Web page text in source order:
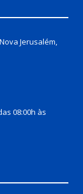
Jerusalém,
08:00h às